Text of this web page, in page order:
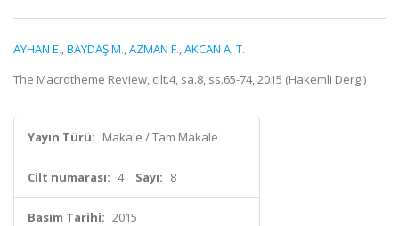
AYHAN E.,BAYDAŞ M.,AZMAN F.,AKCAN A. T.
The Macrotheme Review, cilt.4, sa.8, ss.65-74, 2015 (Hakemli Dergi)
Yayın Türü: Makale / Tam Makale
Cilt numarası: 4 Sayı: 8
Basım Tarihi: 2015